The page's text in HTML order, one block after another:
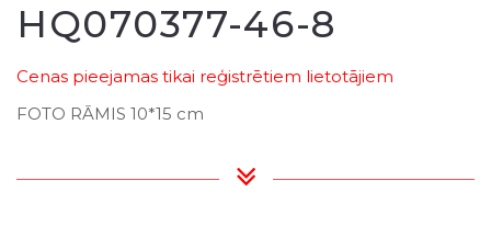
HQ070377-46-8
Cenas pieejamas tikai reģistrētiem lietotājiem
FOTO RĀMIS 10*15 cm